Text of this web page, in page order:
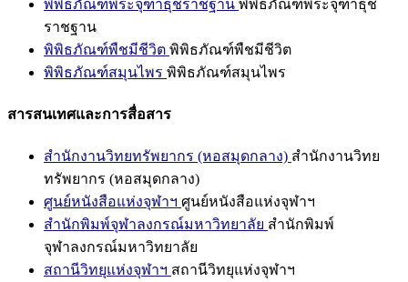
พิพิธภัณฑ์พระจุฑาธุชราชฐาน พิพิธภัณฑ์พระจุฑาธุช
ราชฐาน
พิพิธภัณฑ์พืชมีชีวิต พิพิธภัณฑ์พืชมีชีวิต
พิพิธภัณฑ์สมุนไพร พิพิธภัณฑ์สมุนไพร
สารสนเทศและการสื่อสาร
สำนักงานวิทยทรัพยากร (หอสมุดกลาง) สำนักงานวิทย
ทรัพยากร (หอสมุดกลาง)
ศูนย์หนังสือแห่งจุฬาฯ ศูนย์หนังสือแห่งจุฬาฯ
สำนักพิมพ์จุฬาลงกรณ์มหาวิทยาลัย สำนักพิมพ์
จุฬาลงกรณ์มหาวิทยาลัย
สถานีวิทยุแห่งจุฬาฯ สถานีวิทยุแห่งจุฬาฯ